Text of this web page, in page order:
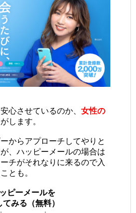
心させているのか、 女性の
します。
からアプローチしてやりと
、ハッピーメールの場合は
チがそれなりに来るので入
とも。
ピーメールを
てみる（無料）